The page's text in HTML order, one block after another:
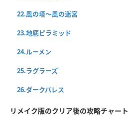
22.風の塔〜風の迷宮
23.地底ピラミッド
24.ルーメン
25.ラグラーズ
26.ダークパレス
リメイク版のクリア後の攻略チャート